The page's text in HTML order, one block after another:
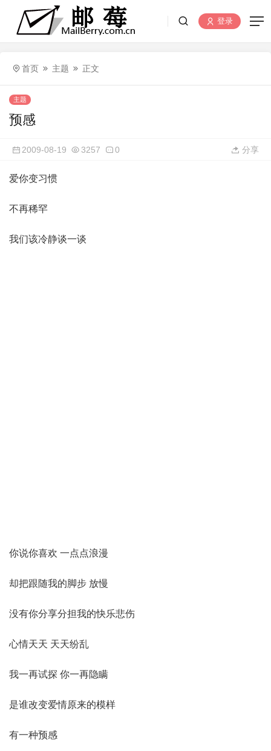
登录
首页 主题 正文
主题
预感
2009-08-19 3257 0 分享
爱你变习惯
不再稀罕
我们该冷静谈一谈
你说你喜欢 一点点浪漫
却把跟随我的脚步 放慢
没有你分享分担我的快乐悲伤
心情天天 天天纷乱
我一再试探 你一再隐瞒
是谁改变爱情原来的模样
有一种预感